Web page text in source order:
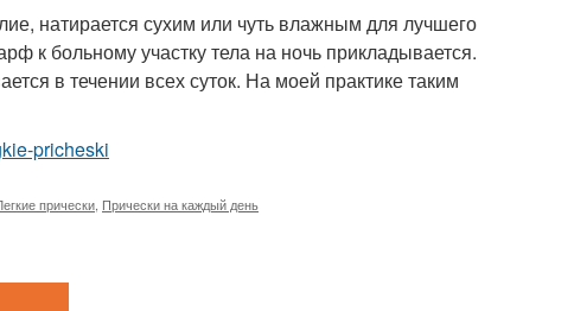
натирается сухим или чуть влажным для лучшего
к больному участку тела на ночь прикладывается.
в течении всех суток. На моей практике таким
pricheski
прически Прически на каждый день